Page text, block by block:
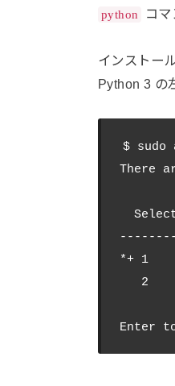
python コ
インストー
Python 3 の
$
There
  Selection    Command
*+ 1